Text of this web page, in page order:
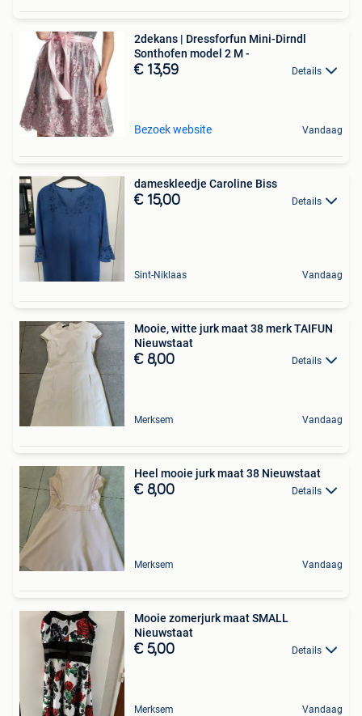
2dekans | Dressforfun Mini-Dirndl
Sonthofen model 2 M -
€ 13,59 Details
Bezoek website Vandaag
dameskleedje Caroline Biss
€ 15,00 Details
Sint-Niklaas Vandaag
Mooie, witte jurk maat 38 merk TAIFUN
Nieuwstaat
€ 8,00 Details
Merksem Vandaag
Heel mooie jurk maat 38 Nieuwstaat
€ 8,00 Details
Merksem Vandaag
Mooie zomerjurk maat SMALL
Nieuwstaat
€ 5,00 Details
Merksem Vandaag